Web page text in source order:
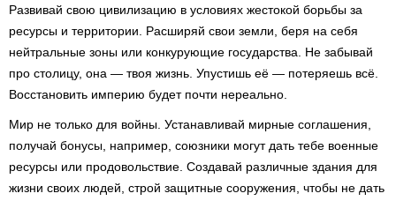
Развивай свою цивилизацию в условиях жестокой борьбы за
ресурсы и территории. Расширяй свои земли, беря на себя
нейтральные зоны или конкурующие государства. Не забывай
про столицу, она — твоя жизнь. Упустишь её — потеряешь всё.
Восстановить империю будет почти нереально.
Мир не только для войны. Устанавливай мирные соглашения,
получай бонусы, например, союзники могут дать тебе военные
ресурсы или продовольствие. Создавай различные здания для
жизни своих людей, строй защитные сооружения, чтобы не дать